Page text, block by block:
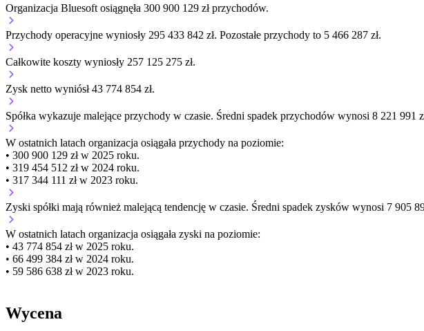
Organizacja Bluesoft osiągnęła 300 900 129 zł przychodów.
Przychody operacyjne wyniosły 295 433 842 zł. Pozostałe przychody to 5 466 287 zł.
Całkowite koszty wyniosły 257 125 275 zł.
Zysk netto wyniósł 43 774 854 zł.
Spółka wykazuje malejące przychody w czasie. Średni spadek przychodów wynosi 8 221 991
W ostatnich latach organizacja osiągała przychody na poziomie:
• 300 900 129 zł w 2025 roku.
• 319 454 512 zł w 2024 roku.
• 317 344 111 zł w 2023 roku.
Zyski spółki mają również malejącą tendencję w czasie. Średni spadek zysków wynosi 7 905
W ostatnich latach organizacja osiągała zyski na poziomie:
• 43 774 854 zł w 2025 roku.
• 66 499 384 zł w 2024 roku.
• 59 586 638 zł w 2023 roku.
Wycena